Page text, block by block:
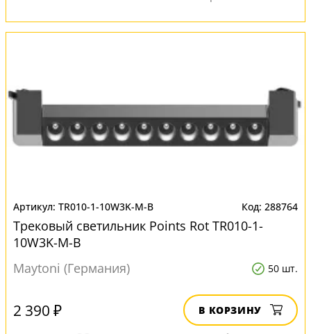
TR010-1-10W3K-M-B 288764
Трековый светильник Points Rot TR010-1-
10W3K-M-B
Maytoni (Германия)
50 шт.
2 390 ₽ В КОРЗИНУ